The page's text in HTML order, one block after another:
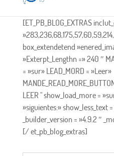
[ET_PB_BLOG_EXTRAS
box_extendetend
»Exterpt_Lengthn =» 240 ″
= »sur» LEAD_MORD = »Leer»
LEER " show_load_more =
»siguientes:» show_less_text
_builder_version = »4.9.2 ″
[/ et_pb_blog_extras]